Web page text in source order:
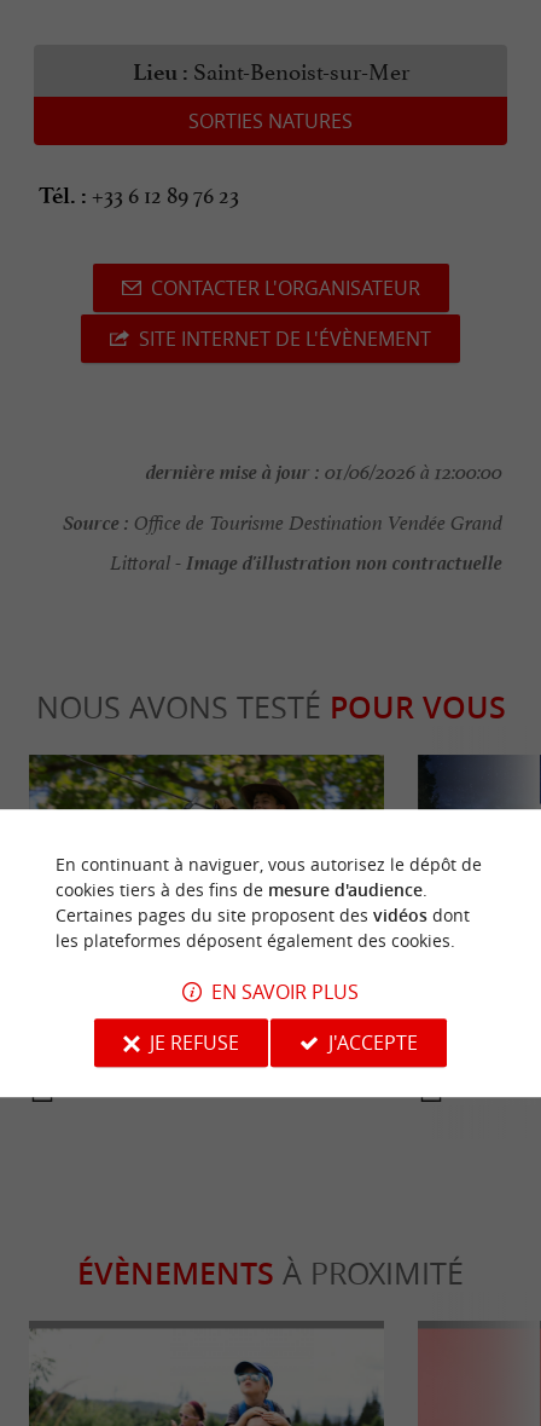
Lieu : Saint-Benoist-sur-Mer
SORTIES NATURES
Tél. : +33 6 12 89 76 23
CONTACTER L'ORGANISATEUR
SITE INTERNET DE L'ÉVÈNEMENT
dernière mise à jour : 01/06/2026 à 12:00:00
Source : Office de Tourisme Destination Vendée Grand
Littoral -Image d'illustration non contractuelle
NOUS AVONS TESTÉ POUR VOUS
O’Parks : Une destination, quatre
univers, des souvenirs infinis
Détente
O’Tel Park,
ÉVÈNEMENTS À PROXIMITÉ
En continuant à naviguer, vous autorisez le dépôt de
cookies tiers à des fins de mesure d'audience.
Certaines pages du site proposent des vidéosdont
les plateformes déposent également des cookies.
EN SAVOIR PLUS
JE REFUSE
J'ACCEPTE